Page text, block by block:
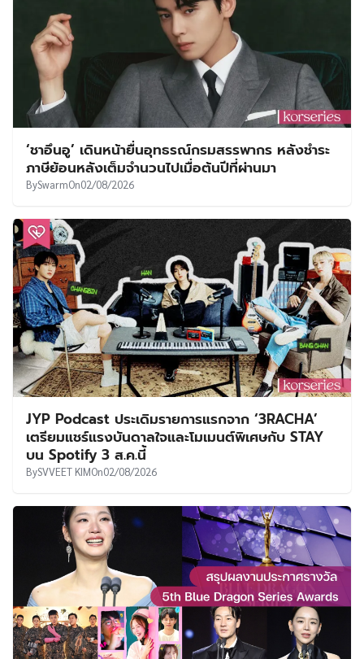
‘ชาอึนอู’ เดินหน้ายื่นอุทธรณ์กรมสรรพากร หลังชำระ
ภาษีย้อนหลังเต็มจำนวนไปเมื่อต้นปีที่ผ่านมา
BySwarmOn02/08/2026
JYP Podcast ประเดิมรายการแรกจาก ‘3RACHA’
เตรียมแชร์แรงบันดาลใจและโมเมนต์พิเศษกับ STAY
บน Spotify 3 ส.ค.นี้
BySVVEET KIMOn02/08/2026